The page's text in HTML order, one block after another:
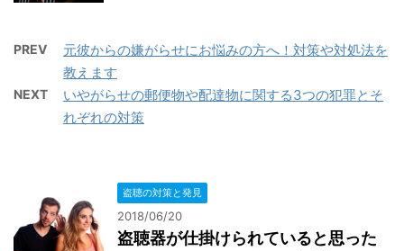
PREV
元彼からの嫌がらせにお悩みの方へ！対策や対処法を
教えます
NEXT
いやがらせの郵便物や配達物に関する3つの犯罪とそ
れぞれの対策
盗聴の対策と発見
2018/06/20
盗聴器が仕掛けられていると思った